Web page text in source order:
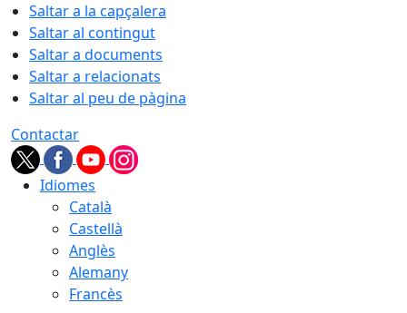
Saltar a la capçalera
Saltar al contingut
Saltar a documents
Saltar a relacionats
Saltar al peu de pàgina
Contactar
Idiomes
Català
Castellà
Anglès
Alemany
Francès